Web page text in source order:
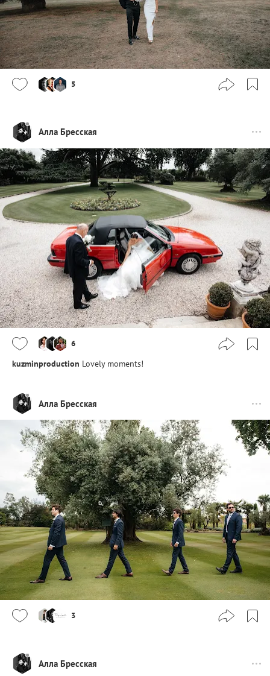
5
Алла Бресская
6
kuzminproduction Lovely moments!
Алла Бресская
3
Алла Бресская